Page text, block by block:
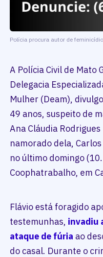
Polícia procura autor de
A Polícia Civil de Mato
Delegacia
Mulher (Deam),
49 anos, suspeito de
Ana Cláudia
namorado dela,
no último domingo
Coophatrabalho, em
Flávio está foragido
testemunhas, invadiu
ataque de fúria ao
do casal. Durante o